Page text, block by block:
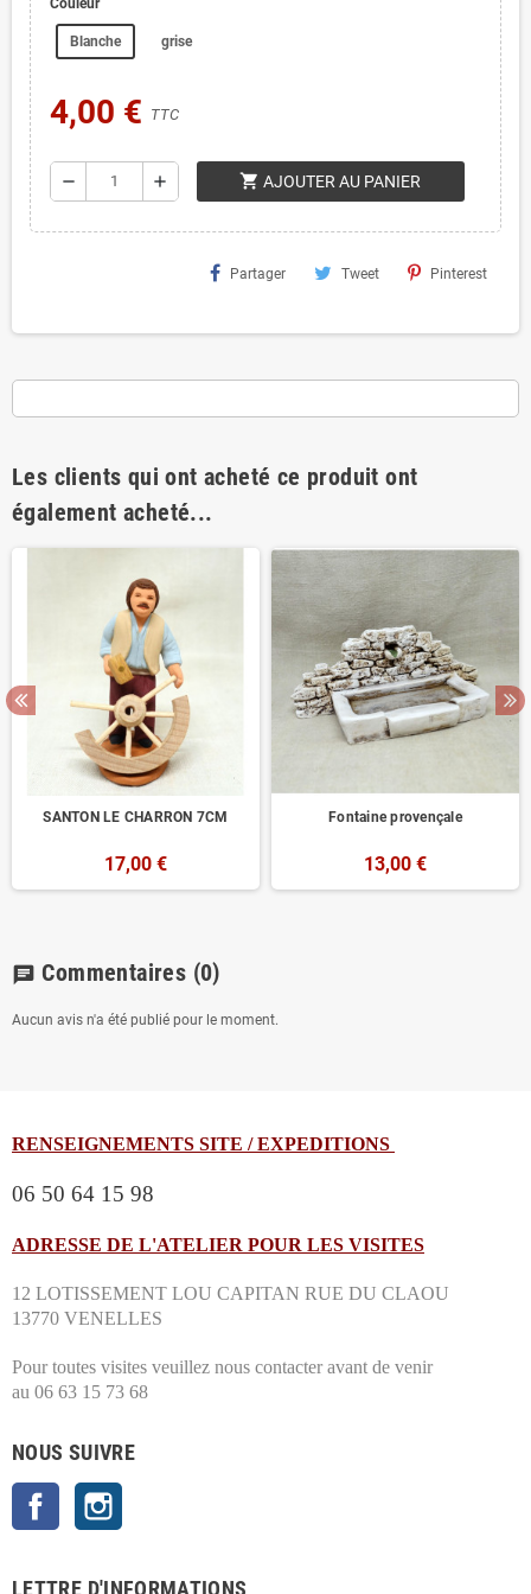
Couleur
Blanche grise
4,00 € TTC
remove add shopping_cart AJOUTER AU PANIER
Partager Tweet Pinterest
Les clients qui ont acheté ce produit ont
également acheté...
SANTON LE CHARRON 7CM
17,00 €
Fontaine provençale
13,00 €
chat Commentaires (0)
Aucun avis n'a été publié pour le moment.
RENSEIGNEMENTS SITE / EXPEDITIONS
06 50 64 15 98
ADRESSE DE L'ATELIER POUR LES VISITES
12 LOTISSEMENT LOU CAPITAN RUE DU CLAOU
13770 VENELLES
Pour toutes visites veuillez nous contacter avant de venir
au 06 63 15 73 68
NOUS SUIVRE
Facebook
LETTRE D'INFORMATIONS